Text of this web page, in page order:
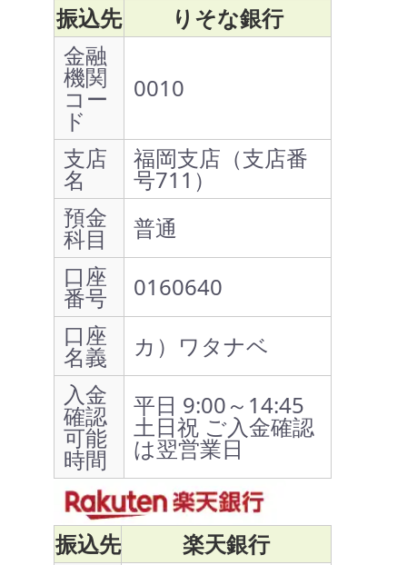
振込先
りそな銀行
金融
機関
コー
ド
0010
支店
名
福岡支店（支店番
号711）
預金
科目
普通
口座
番号
0160640
口座
名義
カ）ワタナベ
入金
確認
可能
時間
平日 9:00～14:45
土日祝 ご入金確認
は翌営業日
振込先
楽天銀行